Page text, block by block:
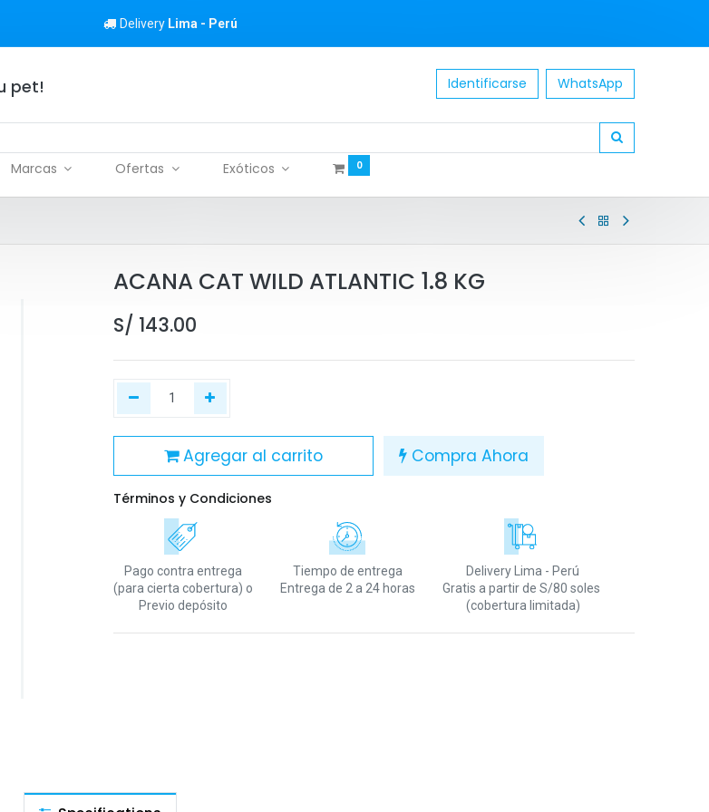
Delivery Lima - Perú
pet! Identificarse WhatsApp
Marcas Ofertas Exóticos 0
ACANA CAT WILD ATLANTIC 1.8 KG
S/ 143.00
Agregar al carrito Compra Ahora
Términos y Condiciones
Pago contra entrega
(para cierta cobertura) o
Previo depósito
Tiempo de entrega
Entrega de 2 a 24 horas
Delivery Lima - Perú
Gratis a partir de S/80 soles
(cobertura limitada)